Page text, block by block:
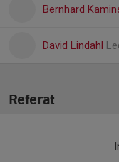
Bernhard
David Lindahl
Referat